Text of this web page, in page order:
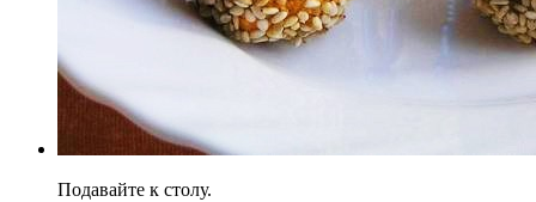
Подавайте к столу.